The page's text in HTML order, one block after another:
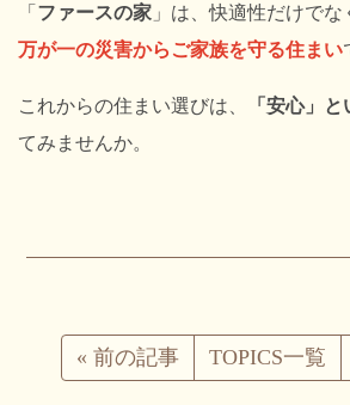
「 ファースの家 」は、快適性だけでな
万が一の災害からご家族を守る住まい
これからの住まい選びは、 「安心」
てみませんか。
« 前の記事 TOPICS一覧